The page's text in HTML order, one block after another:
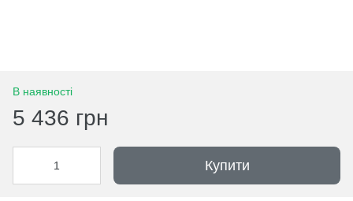
В наявності
5 436 грн
Купити